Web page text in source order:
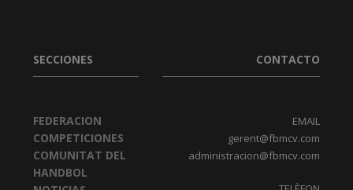
SECCIONES
FEDERACION
COMPETICIONES
COMUNITAT DEL
HANDBOL
CONTACTO
EMAIL
gerent@fbmcv.com
administracion@fbmcv.com